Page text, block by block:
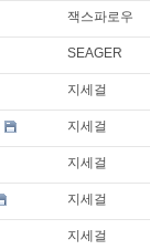
잭스파로우
SEAGER
지세걸
지세걸
지세걸
지세걸
지세걸